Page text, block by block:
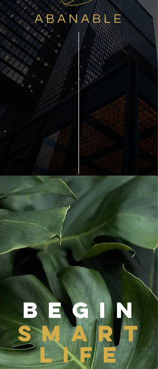
A B A N A B L E
BEGIN
SMART
LIFE